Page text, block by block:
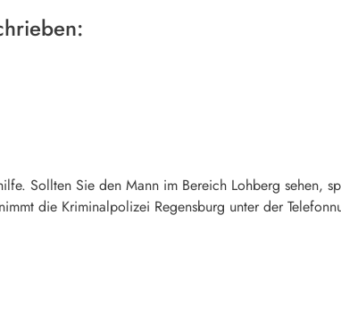
Sollten Sie den Mann im Bereich Lohberg sehen,
die Kriminalpolizei Regensburg unter der